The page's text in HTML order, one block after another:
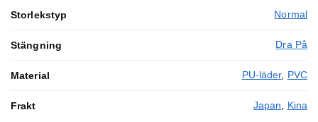
Storlekstyp Normal
Stängning Dra På
Material PU-läder, PVC
Frakt Japan Kina